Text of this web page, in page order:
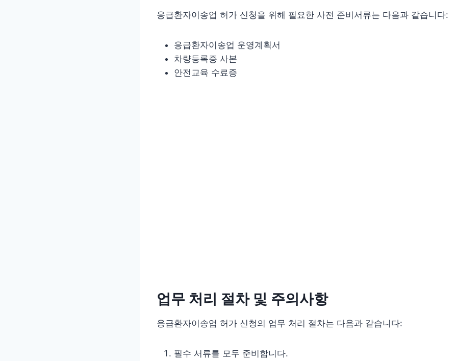
응급환자이송업 허가 신청을 위해 필요한 사전 준비서류는 다음과 같습니다:
응급환자이송업 운영계획서
차량등록증 사본
안전교육 수료증
업무 처리 절차 및 주의사항
응급환자이송업 허가 신청의 업무 처리 절차는 다음과 같습니다:
필수 서류를 모두 준비합니다.